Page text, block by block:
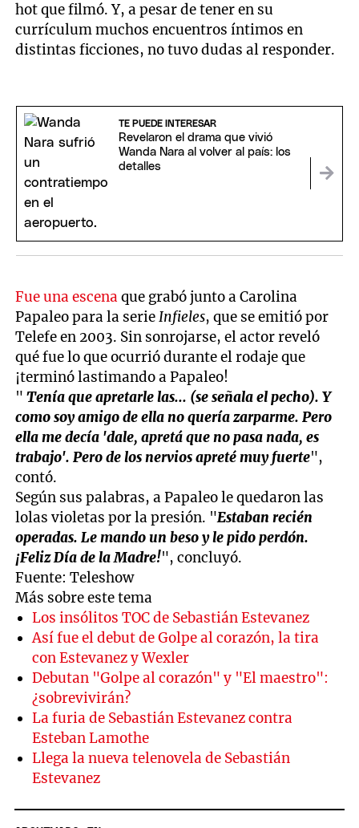
hot que filmó. Y, a pesar de tener en su
currículum muchos encuentros íntimos en
distintas ficciones, no tuvo dudas al responder.
TE PUEDE INTERESAR
Revelaron el drama que vivió
Wanda Nara al volver al país: los
detalles
Fue una escenaque grabó junto a Carolina
Papaleo para la serieInfieles, que se emitió por
Telefe en 2003. Sin sonrojarse, el actor reveló
qué fue lo que ocurrió durante el rodaje que
¡terminó lastimando a Papaleo!
" Tenía que apretarle las... (se señala el pecho). Y
como soy amigo de ella no quería zarparme. Pero
ella me decía 'dale, apretá que no pasa nada, es
trabajo'. Pero de los nervios apreté muy fuerte",
contó.
Según sus palabras, a Papaleo le quedaron las
lolas violetas por la presión. "Estaban recién
operadas. Le mando un beso y le pido perdón.
¡Feliz Día de la Madre!", concluyó.
Fuente: Teleshow
Más sobre este tema
Los insólitos TOC de Sebastián Estevanez
Así fue el debut de Golpe al corazón, la tira
con Estevanez y Wexler
Debutan "Golpe al corazón" y "El maestro":
¿sobrevivirán?
La furia de Sebastián Estevanez contra
Esteban Lamothe
Llega la nueva telenovela de Sebastián
Estevanez